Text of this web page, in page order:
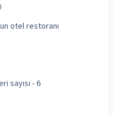
otel restoranı
sayısı - 6